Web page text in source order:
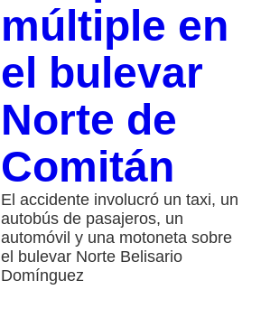
múltiple en
el bulevar
Norte de
Comitán
El accidente involucró un taxi, un
autobús de pasajeros, un
automóvil y una motoneta sobre
el bulevar Norte Belisario
Domínguez